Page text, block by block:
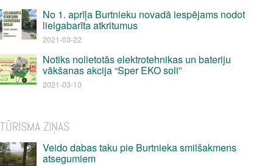
No 1. aprīļa Burtnieku novadā iespējams nodot
lielgabarīta atkritumus
2021-03-22
Notiks nolietotās elektrotehnikas un bateriju
vākšanas akcija “Sper EKO soli”
2021-03-10
TŪRISMA ZIŅAS
Veido dabas taku pie Burtnieka smilšakmens
atsegumiem